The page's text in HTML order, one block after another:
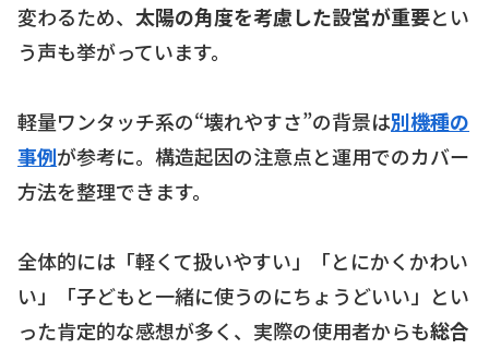
変わるため、 太陽の角度を考慮した設営が重要とい
う声も挙がっています。
軽量ワンタッチ系の“壊れやすさ”の背景は別機種の
事例が参考に。構造起因の注意点と運用でのカバー
方法を整理できます。
全体的には「軽くて扱いやすい」「とにかくかわい
い」「子どもと一緒に使うのにちょうどいい」とい
った肯定的な感想が多く、実際の使用者からも総合